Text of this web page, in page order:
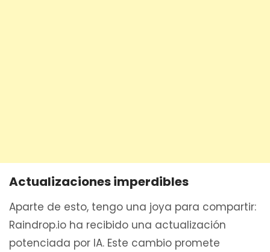
Actualizaciones imperdibles
Aparte de esto, tengo una joya para compartir:
Raindrop.io ha recibido una actualización
potenciada por IA. Este cambio promete